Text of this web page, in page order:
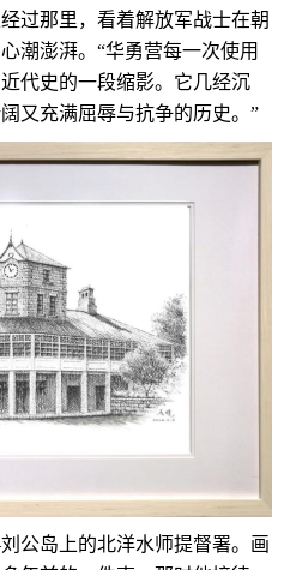
过那里，看着解放军战士在朝
潮澎湃。“华勇营每一次使用
代史的一段缩影。它几经沉
又充满屈辱与抗争的历史。”
岛上的北洋水师提督署。画